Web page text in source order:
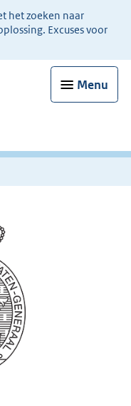
het zoeken naar
Excuses voor
Menu